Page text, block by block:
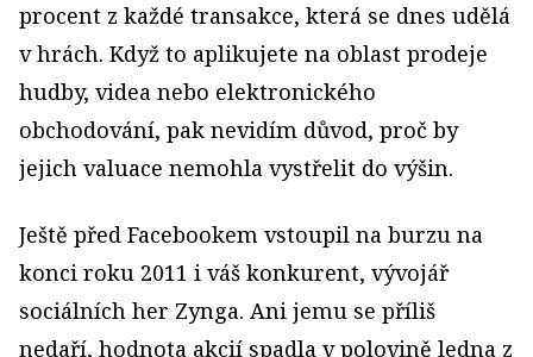
procent z každé transakce, která se dnes udělá
v hrách. Když to aplikujete na oblast prodeje
hudby, videa nebo elektronického
obchodování, pak nevidím důvod, proč by
jejich valuace nemohla vystřelit do výšin.
Ještě před Facebookem vstoupil na burzu na
konci roku 2011 i váš konkurent, vývojář
sociálních her Zynga. Ani jemu se příliš
nedaří, hodnota akcií spadla v polovině ledna z